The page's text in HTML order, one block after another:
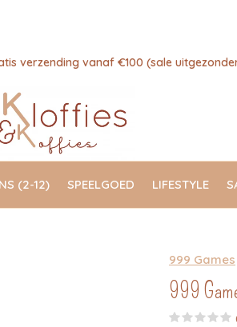
(2-12) SPEELGOED LIFESTYLE
verzending vanaf €100 (sale
999 Games
999